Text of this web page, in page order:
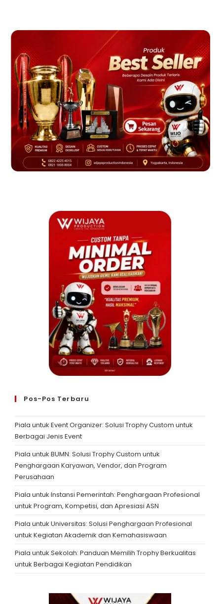
Pos-Pos Terbaru
Piala untuk Event Organizer: Solusi Trophy Custom untuk
Berbagai Jenis Event
Piala untuk BUMN: Solusi Trophy Custom untuk
Penghargaan Karyawan, Vendor, dan Program
Perusahaan
Piala untuk Instansi Pemerintah: Penghargaan Profesional
untuk Program, Kompetisi, dan Apresiasi ASN
Piala untuk Universitas: Solusi Penghargaan Profesional
untuk Kegiatan Akademik dan Kemahasiswaan
Piala untuk Sekolah: Panduan Memilih Trophy Berkualitas
untuk Berbagai Kegiatan Pendidikan